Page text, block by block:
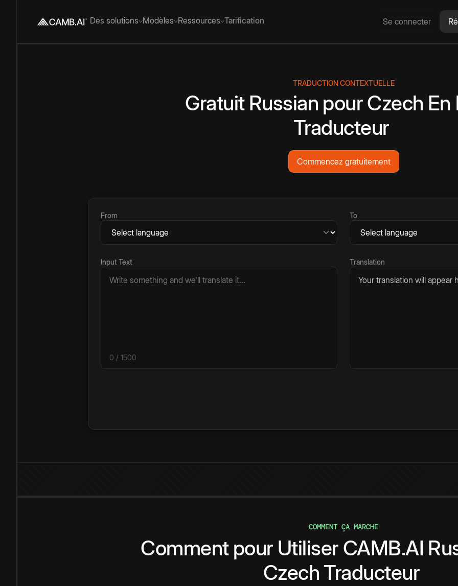
Des solutions Modèles Ressources Tarification Se connecter
TRADUCTION CONTEXTUELLE
Gratuit Russian pourCzech En
Traducteur
Commencez gratuitement
From To
Input Text
0 / 1500
Translation
Your translation will appear
COMMENT ÇA MARCHE
Comment pour Utiliser CAMB.AI
Czech Traducteur